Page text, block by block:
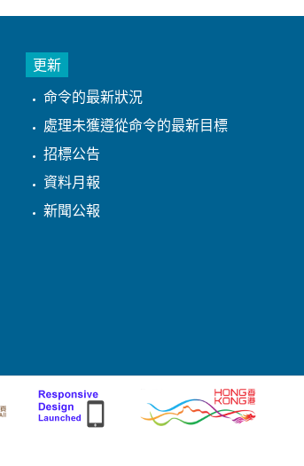
更新
命令的最新狀況
處理未獲遵從命令的最新目標
招標公告
資料月報
新聞公報